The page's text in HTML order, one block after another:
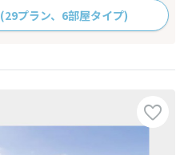
(29プラン、6部屋タイプ)